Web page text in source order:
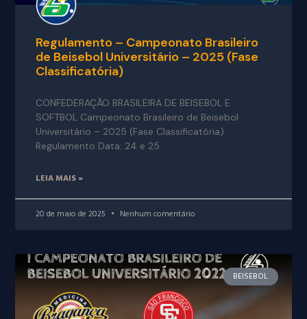
Regulamento – Campeonato Brasileiro
de Beisebol Universitário – 2025 (Fase
Classificatória)
CONFEDERAÇÃO BRASILEIRA DE BEISEBOL E
SOFTBOL Campeonato Brasileiro de Beisebol
Universitário – 2025 (Fase Classificatória)
Regulamento Data: 24 e 25
LEIA MAIS »
20 de maio de 2025 Nenhum comentário
BEISEBOL